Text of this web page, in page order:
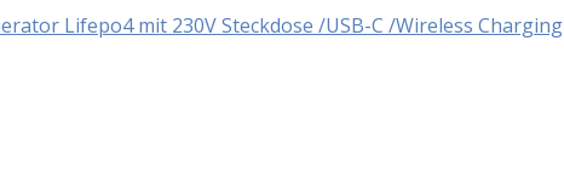
Lifepo4 mit 230V Steckdose /USB-C /Wireless Charging